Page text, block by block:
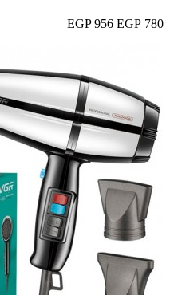
780 EGP
956 EGP